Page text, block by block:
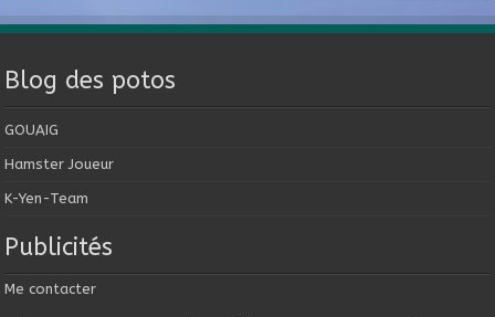
Blog des potos
GOUAIG
Hamster Joueur
K-Yen-Team
Publicités
Me contacter